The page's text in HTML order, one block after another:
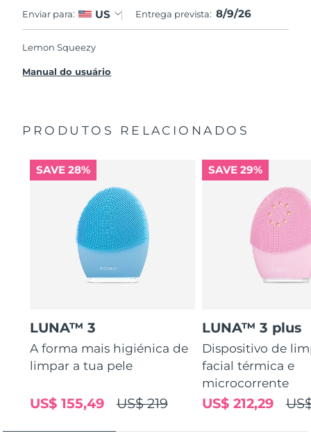
Enviar para: US Entrega prevista: 8/9/26
Lemon Squeezy
Manual do usuário
PRODUTOS RELACIONADOS
SAVE 28%
LUNA™ 3
A forma mais higiénica de
limpar a tua pele
US$ 219
US$ 155,49
SAVE 29%
LUNA™ 3 plus
Dispositivo de
facial térmica e
microcorrente
US$ 212,29